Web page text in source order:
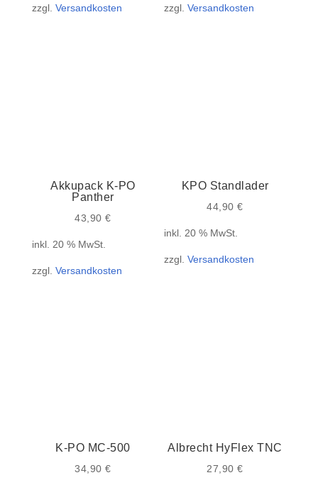
zzgl. Versandkosten zzgl.Versandkosten
Akkupack K-PO
Panther
43,90€
inkl. 20 % MwSt.
zzgl. Versandkosten
KPO Standlader
44,90€
inkl. 20 % MwSt.
zzgl.Versandkosten
K-PO MC-500
34,90€
Albrecht HyFlex TNC
27,90€